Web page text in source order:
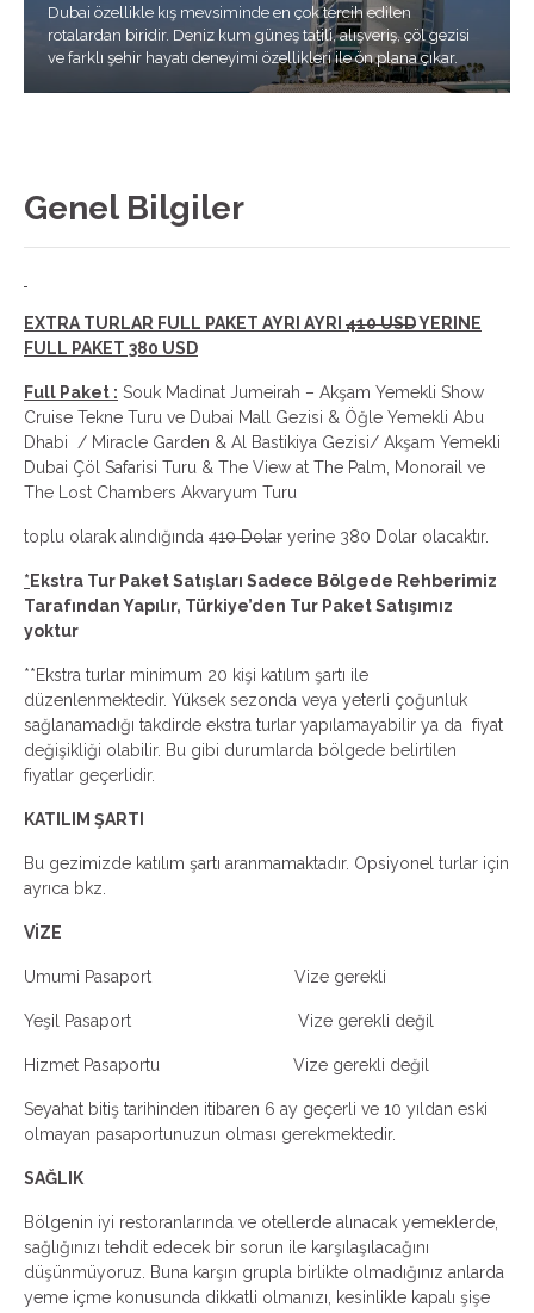
Dubai özellikle kış mevsiminde en çok tercih edilen
rotalardan biridir. Deniz kum güneş tatili, alışveriş, çöl gezisi
ve farklı şehir hayatı deneyimi özellikleri ile ön plana çıkar.
Genel Bilgiler
EXTRA TURLAR FULL PAKET AYRI AYRI 410 USDYERINE
FULL PAKET 380 USD
Full Paket : Souk Madinat Jumeirah – Akşam Yemekli Show
Cruise Tekne Turu ve Dubai Mall Gezisi & Öğle Yemekli Abu
Dhabi / Miracle Garden & Al Bastikiya Gezisi/ Akşam Yemekli
Dubai Çöl Safarisi Turu & The View at The Palm, Monorail ve
The Lost Chambers Akvaryum Turu
toplu olarak alındığında 410 Dolar yerine 380 Dolar olacaktır.
* Ekstra Tur Paket Satışları Sadece Bölgede Rehberimiz
Tarafından Yapılır, Türkiye’den Tur Paket Satışımız
yoktur
**Ekstra turlar minimum 20 kişi katılım şartı ile
düzenlenmektedir. Yüksek sezonda veya yeterli çoğunluk
sağlanamadığı takdirde ekstra turlar yapılamayabilir ya da fiyat
değişikliği olabilir. Bu gibi durumlarda bölgede belirtilen
fiyatlar geçerlidir.
KATILIM ŞARTI
Bu gezimizde katılım şartı aranmamaktadır. Opsiyonel turlar için
ayrıca bkz.
VİZE
Umumi Pasaport Vize gerekli
Yeşil Pasaport Vize gerekli değil
Hizmet Pasaportu Vize gerekli değil
Seyahat bitiş tarihinden itibaren 6 ay geçerli ve 10 yıldan eski
olmayan pasaportunuzun olması gerekmektedir.
SAĞLIK
Bölgenin iyi restoranlarında ve otellerde alınacak yemeklerde,
sağlığınızı tehdit edecek bir sorun ile karşılaşılacağını
düşünmüyoruz. Buna karşın grupla birlikte olmadığınız anlarda
yeme içme konusunda dikkatli olmanızı, kesinlikle kapalı şişe